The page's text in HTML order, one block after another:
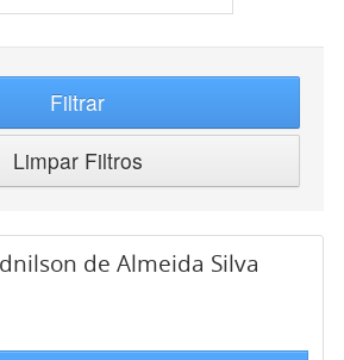
Filtrar
Limpar Filtros
de Almeida Silva